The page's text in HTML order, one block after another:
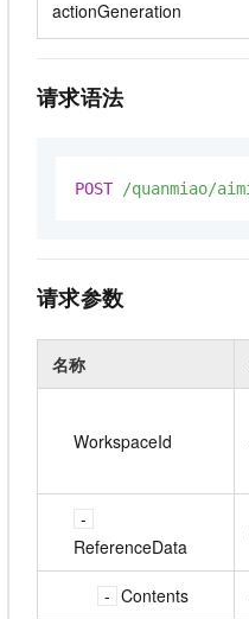
actionGeneration
请求语法
POST /quanmiao/
请求参数
名称
WorkspaceId
ReferenceData
Contents